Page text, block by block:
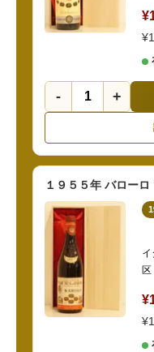
- +
１９５５年 バロー
区